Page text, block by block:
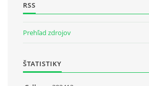
RSS
Prehľad zdrojov
ŠTATISTIKY